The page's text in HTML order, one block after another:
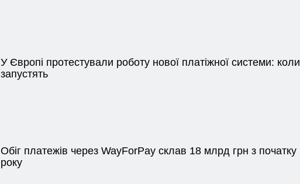
У Європі протестували роботу нової платіжної системи: коли
запустять
Обіг платежів через WayForPay склав 18 млрд грн з початку
року